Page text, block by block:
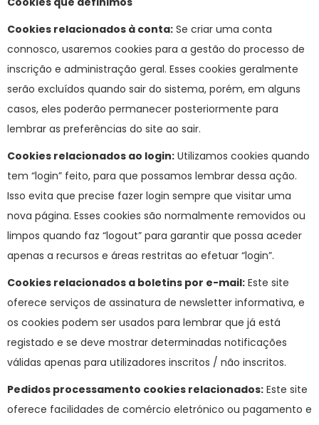
Cookies relacionados à conta: Se criar uma conta
connosco, usaremos cookies para a gestão do processo de
inscrição e administração geral. Esses cookies geralmente
serão excluídos quando sair do sistema, porém, em alguns
casos, eles poderão permanecer posteriormente para
lembrar as preferências do site ao sair.
Cookies relacionados ao login: Utilizamos cookies quando
tem “login” feito, para que possamos lembrar dessa ação.
Isso evita que precise fazer login sempre que visitar uma
nova página. Esses cookies são normalmente removidos ou
limpos quando faz “logout” para garantir que possa aceder
apenas a recursos e áreas restritas ao efetuar “login”.
Cookies relacionados a boletins por e-mail: Este site
oferece serviços de assinatura de newsletter informativa, e
os cookies podem ser usados para lembrar que já está
registado e se deve mostrar determinadas notificações
válidas apenas para utilizadores inscritos / não inscritos.
Pedidos processamento cookies relacionados: Este site
oferece facilidades de comércio eletrónico ou pagamento e